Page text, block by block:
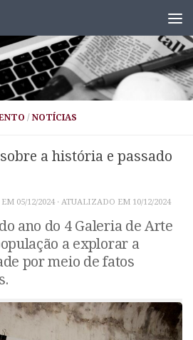
/ NOTÍCIAS
a história e passado
EM 05/12/2024 · ATUALIZADO EM 10/12/2024
ano do 4 Galeria de Arte
a explorar a
por meio de fatos